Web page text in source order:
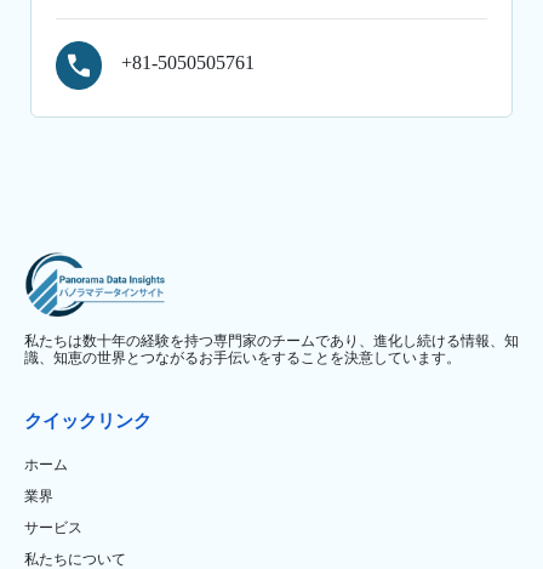
+81-5050505761
私たちは数十年の経験を持つ専門家のチームであり、進化し続ける情報、知
識、知恵の世界とつながるお手伝いをすることを決意しています。
クイックリンク
ホーム
業界
サービス
私たちについて